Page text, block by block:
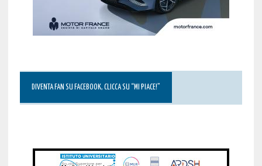
DIVENTA FAN SU FACEBOOK, CLICCA SU “MI PIACE!”